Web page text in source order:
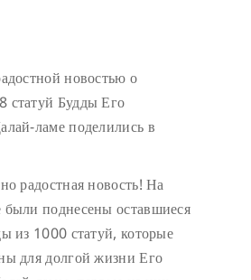
новостью о
статуй Будды Его
ламе поделились в
радостная новость! На
поднесены оставшиеся
из 1000 статуй, которые
для долгой жизни Его